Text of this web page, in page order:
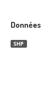
Données
SHP